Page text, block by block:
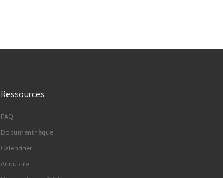
Ressources
FAQ
Documenthèque
Calendrier
Annuaire